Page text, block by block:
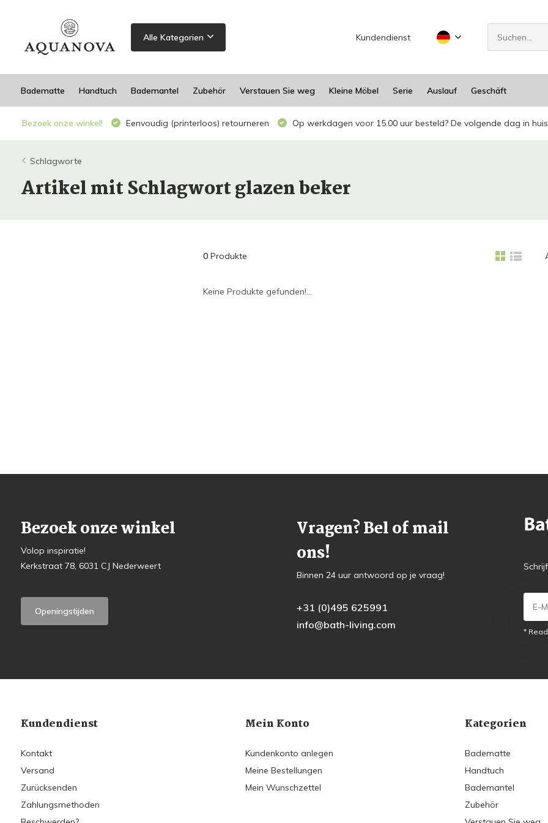
Alle Kategorien Kundendienst
Badematte Handtuch Bademantel Zubehör Verstauen Sie weg Kleine Möbel Serie Auslauf Geschäft
Bezoek onze winkel! Eenvoudig (printerloos) retourneren Op werkdagen voor 15.00 uur besteld? De volgende dag in
Schlagworte
Artikel mit Schlagwort glazen beker
0Produkte
Keine Produkte gefunden!...
Bezoek onze winkel
Volop inspiratie!
Kerkstraat 78, 6031 CJ Nederweert
Openingstijden
Vragen? Bel of mail
ons!
Binnen 24 uur antwoord op je vraag!
+31 (0)495 625991
info@bath-living.com
*
Kundendienst
Kontakt
Versand
Zurücksenden
Zahlungsmethoden
Mein Konto
Kundenkonto anlegen
Meine Bestellungen
Mein Wunschzettel
Kategorien
Badematte
Handtuch
Bademantel
Zubehör